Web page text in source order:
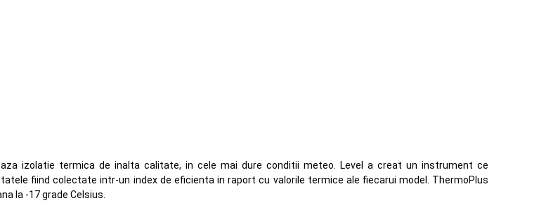
izolatie termica de inalta calitate, in cele mai dure conditii meteo. Level a creat un instrument ce
fiind colectate intr-un index de eficienta in raport cu valorile termice ale fiecarui model. ThermoPlus
la -17 grade Celsius.